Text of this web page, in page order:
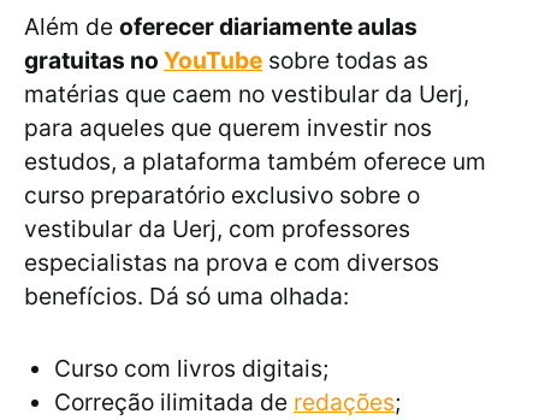
Além de oferecer diariamente aulas
gratuitas no YouTube sobre todas as
matérias que caem no vestibular da Uerj,
para aqueles que querem investir nos
estudos, a plataforma também oferece um
curso preparatório exclusivo sobre o
vestibular da Uerj, com professores
especialistas na prova e com diversos
benefícios. Dá só uma olhada:
Curso com livros digitais;
Correção ilimitada de redações;